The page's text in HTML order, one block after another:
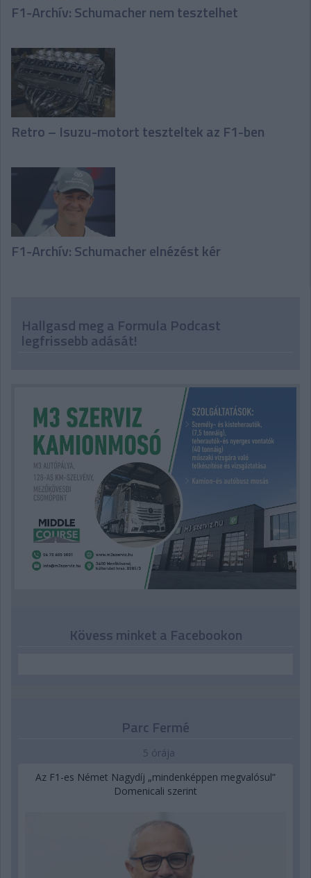
F1-Archív: Schumacher nem tesztelhet
Retro – Isuzu-motort teszteltek az F1-ben
F1-Archív: Schumacher elnézést kér
Hallgasd meg a Formula Podcast
legfrissebb adását!
Kövess minket a Facebookon
Parc Fermé
5 órája
Az F1-es Német Nagydíj „mindenképpen megvalósul”
Domenicali szerint